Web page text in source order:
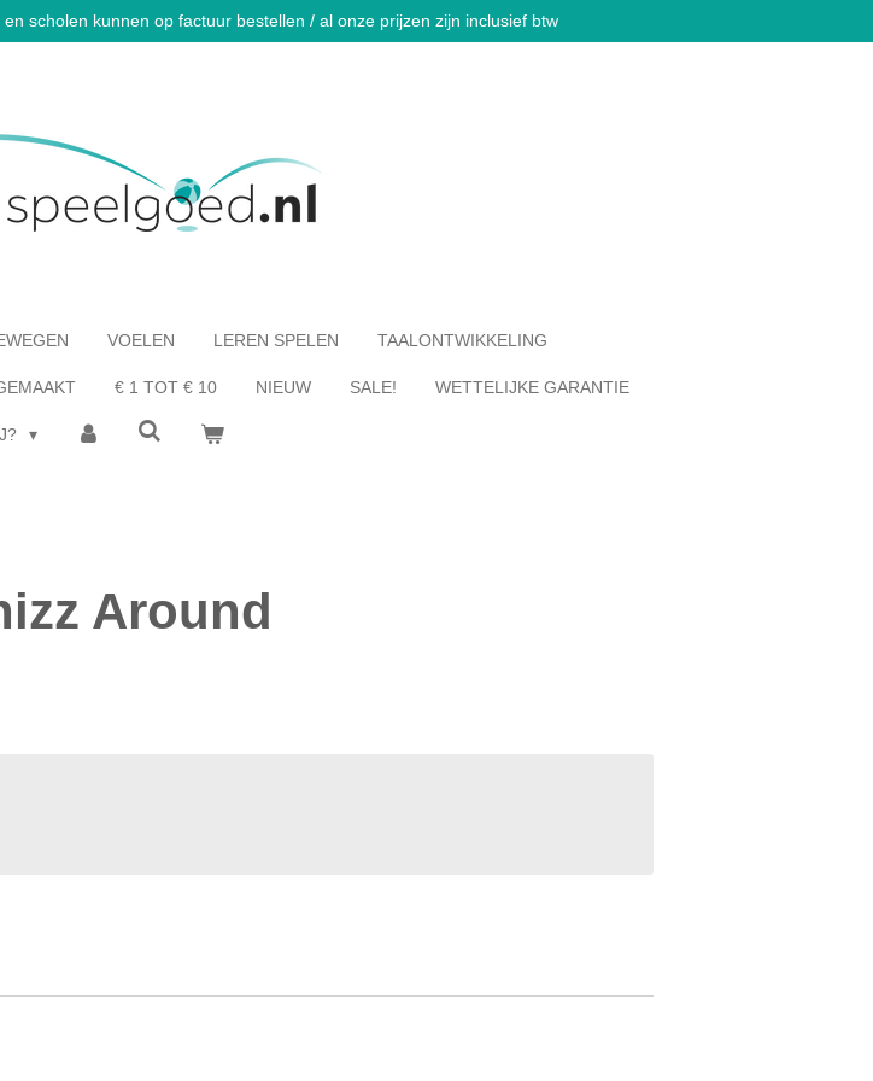
scholen kunnen op factuur bestellen / al onze prijzen zijn inclusief btw
VOELEN LEREN SPELEN TAALONTWIKKELING
€ 1 TOT € 10 NIEUW SALE! WETTELIJKE GARANTIE
Around